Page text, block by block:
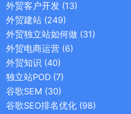
外贸客户开发 (13)
外贸建站 (249)
外贸独立站如何做 (31)
外贸电商运营 (6)
外贸知识 (40)
独立站POD (7)
谷歌SEM (30)
谷歌SEO排名优化 (98)